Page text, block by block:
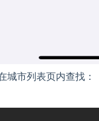
城市列表页内查找：